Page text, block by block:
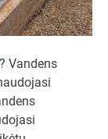
Vandens